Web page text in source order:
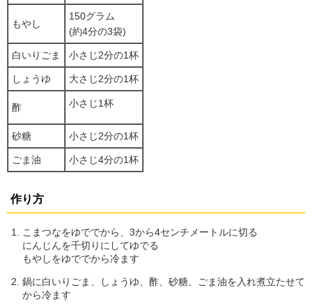
もやし
150グラム
(約4分の3袋)
白いりごま 小さじ2分の1杯
しょうゆ 大さじ2分の1杯
酢 小さじ1杯
砂糖 小さじ2分の1杯
ごま油 小さじ4分の1杯
作り方
こまつなをゆででから、3から4センチメートルに切る
にんじんを千切りにしてゆでる
もやしをゆででから冷ます
鍋に白いりごま、しょうゆ、酢、砂糖、ごま油を入れ煮立たせて
から冷ます